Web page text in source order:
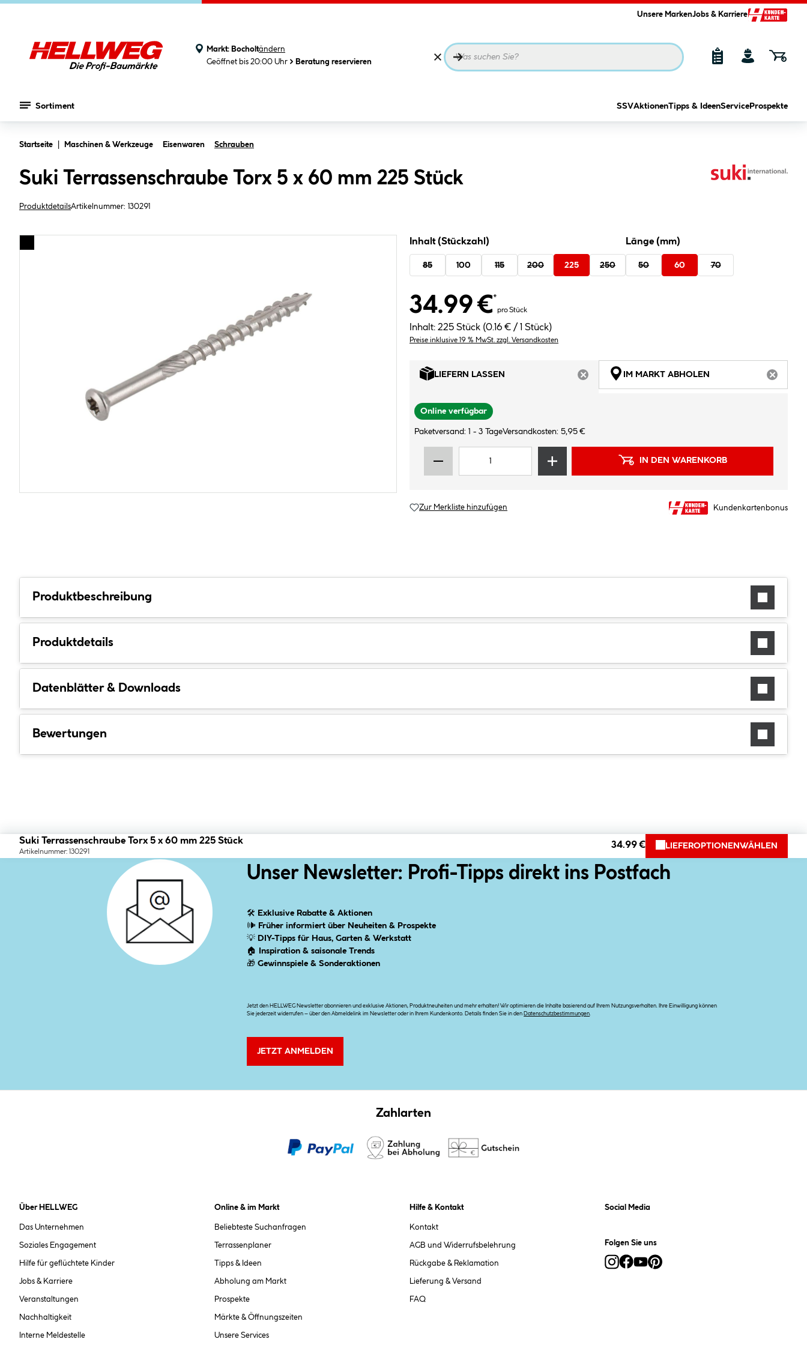
Unsere MarkenJobs & Karriere
Markt: Bocholtändern
Geöffnet bis 20:00 Uhr
Beratung reservieren
Sortiment SSVAktionenTipps & IdeenService Prospekte
Startseite Maschinen & Werkzeuge Eisenwaren Schrauben
Suki Terrassenschraube Torx 5 x 60 mm 225 Stück
ProduktdetailsArtikelnummer: 130291
Inhalt (Stückzahl)
85 100 115 200 225 250
Länge (mm)
50 60 70
34.99 €*
pro Stück
Inhalt: 225 Stück (0.16 € / 1 Stück)
Preise inklusive 19 % MwSt. zzgl. Versandkosten
LIEFERN LASSEN
ARTIKEL NICHT VERFÜGBAR
IM MARKT ABHOLEN
Online verfügbar
Paketversand: 1 - 3 TageVersandkosten: 5,95 €
IN DEN WARENKORB
Zur Merkliste hinzufügen Kundenkartenbonus
Produktbeschreibung
Produktdetails
Datenblätter & Downloads
Bewertungen
Suki Terrassenschraube Torx 5 x 60 mm 225 Stück
Artikelnummer: 130291
34.99 € LIEFEROPTIONEN WÄHLEN
Unser Newsletter: Profi-Tipps direkt ins Postfach
🛠 Exklusive Rabatte & Aktionen
🕪 Früher informiert über Neuheiten & Prospekte
💡 DIY-Tipps für Haus, Garten & Werkstatt
🏠
Inspiration & saisonale Trends
🎁Gewinnspiele & Sonderaktionen
Jetzt den HELLWEG Newsletter abonnieren und exklusive Aktionen, Produktneuheiten und mehr erhalten! Wir optimieren die Inhalte basierend auf Ihrem Nutzungsverhalten. Ihre Einwilligung können
Sie jederzeit widerrufen – über den Abmeldelink im Newsletter oder in Ihrem Kundenkonto. Details finden Sie in den
Datenschutzbestimmungen
JETZT ANMELDEN
Zahlarten
Über HELLWEG
Das Unternehmen
Soziales Engagement
Hilfe für geflüchtete Kinder
Jobs & Karriere
Veranstaltungen
Nachhaltigkeit
Interne Meldestelle
Online & im Markt
Beliebteste Suchanfragen
Terrassenplaner
Tipps & Ideen
Abholung am Markt
Prospekte
Märkte & Öffnungszeiten
Unsere Services
Hilfe & Kontakt
Kontakt
AGB und Widerrufsbelehrung
Rückgabe & Reklamation
Lieferung & Versand
FAQ
Social Media
Folgen Sie uns